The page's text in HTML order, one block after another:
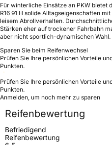
Für winterliche Einsätze an PKW bietet
R16 91 H solide Alltagseigenschaften
leisem Abrollverhalten.
Stärken eher auf trockener Fahrbahn
aber nicht sportlich-dynamischen Wahl.
Sparen Sie beim Reifenwechsel
Prüfen Sie Ihre persönlichen Vorteile
Punkten.
Prüfen Sie Ihre persönlichen Vorteile
Punkten.
Anmelden, um noch mehr zu sparen
Reifenbewertung
Befriedigend
Reifenbewertung